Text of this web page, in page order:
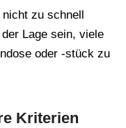
zu schnell
Lage sein, viele
oder -stück zu
Kriterien